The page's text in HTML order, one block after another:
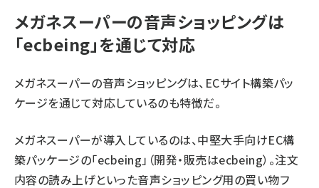
メガネスーパーの音声ショッピングは
「ecbeing」を通じて対応
メガネスーパーの音声ショッピングは、ECサイト構築パッ
ケージを通じて対応しているのも特徴だ。
メガネスーパーが導入しているのは、中堅大手向けEC構
築パッケージの「ecbeing」（開発・販売はecbeing）。注文
内容の読み上げといった音声ショッピング用の買い物フ